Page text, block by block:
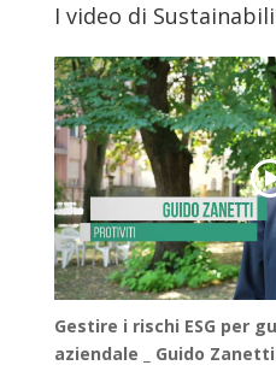
I video di
Gestire i rischi ESG per
aziendale _ Guido Zanetti